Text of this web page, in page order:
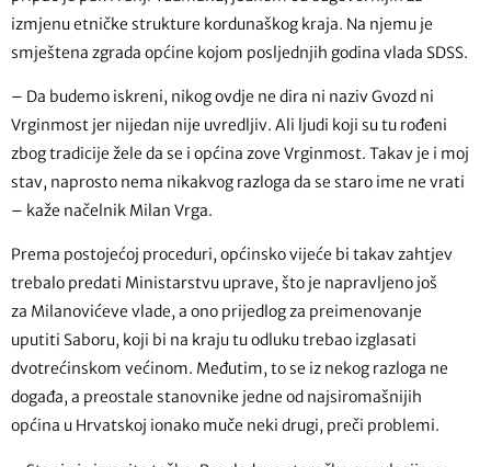
izmjenu etničke strukture kordunaškog kraja. Na njemu je
smještena zgrada općine kojom posljednjih godina vlada SDSS.
– Da budemo iskreni, nikog ovdje ne dira ni naziv Gvozd ni
Vrginmost jer nijedan nije uvredljiv. Ali ljudi koji su tu rođeni
zbog tradicije žele da se i općina zove Vrginmost. Takav je i moj
stav, naprosto nema nikakvog razloga da se staro ime ne vrati
– kaže načelnik Milan Vrga.
Prema postojećoj proceduri, općinsko vijeće bi takav zahtjev
trebalo predati Ministarstvu uprave, što je napravljeno još
za Milanovićeve vlade, a ono prijedlog za preimenovanje
uputiti Saboru, koji bi na kraju tu odluku trebao izglasati
dvotrećinskom većinom. Međutim, to se iz nekog razloga ne
događa, a preostale stanovnike jedne od najsiromašnijih
općina u Hrvatskoj ionako muče neki drugi, preči problemi.